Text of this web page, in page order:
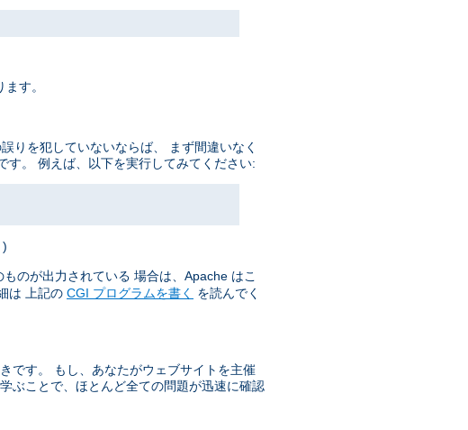
す。
りを犯していないならば、 まず間違いなく
す。 例えば、以下を実行してみてください:
)
のが出力されている 場合は、Apache はこ
は 上記の CGI プログラムを書く
を読んでく
です。 もし、あなたがウェブサイトを主催
ぶことで、ほとんど全ての問題が迅速に確認